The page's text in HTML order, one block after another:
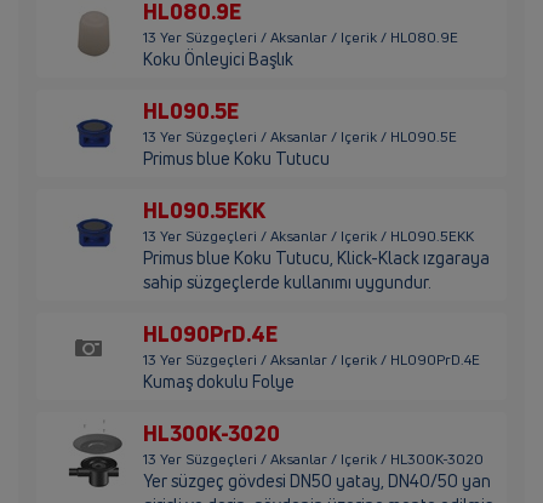
HL080.9E
13 Yer Süzgeçleri / Aksanlar / Içerik / HL080.9E
Koku Önleyici Başlık
HL090.5E
13 Yer Süzgeçleri / Aksanlar / Içerik / HL090.5E
Primus blue Koku Tutucu
HL090.5EKK
13 Yer Süzgeçleri / Aksanlar / Içerik / HL090.5EKK
Primus blue Koku Tutucu, Klick-Klack ızgaraya
sahip süzgeçlerde kullanımı uygundur.
HL090PrD.4E
13 Yer Süzgeçleri / Aksanlar / Içerik / HL090PrD.4E
Kumaş dokulu Folye
HL300K-3020
13 Yer Süzgeçleri / Aksanlar / Içerik / HL300K-3020
Yer süzgeç gövdesi DN50 yatay, DN40/50 yan